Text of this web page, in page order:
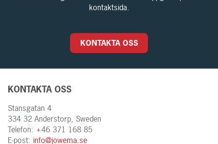
kontaktsida.
KONTAKTA OSS
KONTAKTA OSS
Stansgatan 4
334 32 Anderstorp, Sweden
Telefon: +46 371 168 85
E-post: info@jowema.se